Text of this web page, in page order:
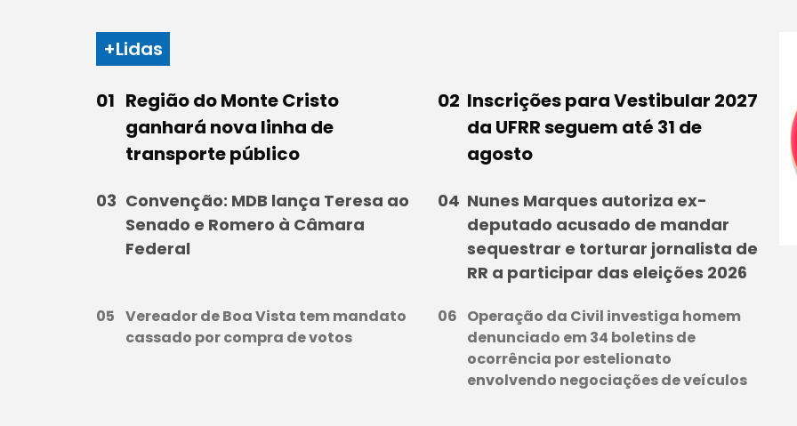
+Lidas
Região do Monte Cristo
ganhará nova linha de
transporte público
Inscrições para Vestibular 2027
da UFRR seguem até 31 de
agosto
Convenção: MDB lança Teresa ao
Senado e Romero à Câmara
Federal
Nunes Marques autoriza ex-
deputado acusado de mandar
sequestrar e torturar jornalista de
RR a participar das eleições 2026
Vereador de Boa Vista tem mandato
cassado por compra de votos
Operação da Civil investiga homem
denunciado em 34 boletins de
ocorrência por estelionato
envolvendo negociações de veículos